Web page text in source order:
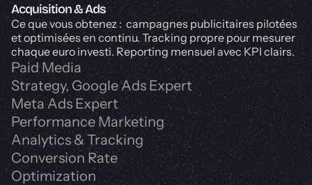
Acquisition & Ads
Ce que vous obtenez : campagnes publicitaires pilotées
et optimisées en continu. Tracking propre pour mesurer
chaque euro investi. Reporting mensuel avec KPI clairs.
Paid Media
Strategy, Google Ads Expert
Meta Ads Expert
Performance Marketing
Analytics & Tracking
Conversion Rate
Optimization